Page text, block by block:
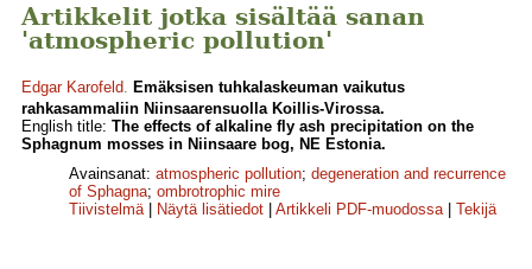
Artikkelit jotka sisältää sanan
'atmospheric pollution'
Edgar Karofeld. Emäksisen tuhkalaskeuman vaikutus
rahkasammaliin Niinsaarensuolla Koillis-Virossa.
English title: The effects of alkaline fly ash precipitation on the
Sphagnum mosses in Niinsaare bog, NE Estonia.
Avainsanat: atmospheric pollution; degeneration and recurrence
of Sphagna; ombrotrophic mire
Tiivistelmä| Näytä lisätiedot Artikkeli PDF-muodossa| Tekijä